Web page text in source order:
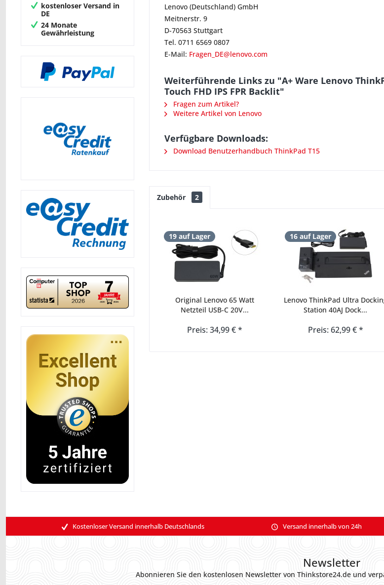
kostenloser Versand in
DE
24 Monate
Gewährleistung
Lenovo (Deutschland) GmbH
Meitnerstr. 9
D-70563 Stuttgart
Tel. 0711 6569 0807
E-Mail: Fragen_DE@lenovo.com
Weiterführende Links zu "A+ Ware Lenovo
Touch FHD IPS FPR Backlit"
Fragen zum Artikel?
Weitere Artikel von Lenovo
Verfügbare Downloads:
Download Benutzerhandbuch ThinkPad T15
Zubehör 2
19 auf Lager
Original Lenovo 65 Watt
Netzteil USB-C 20V...
Preis: 34,99 € *
16 auf Lager
Lenovo ThinkPad Ultra
Station 40AJ Dock...
Preis: 62,99 € *
Kostenloser Versand innerhalb Deutschlands Versand innerhalb von 24h
Newsletter
Abonnieren Sie den kostenlosen Newsletter von Thinkstore24.de und